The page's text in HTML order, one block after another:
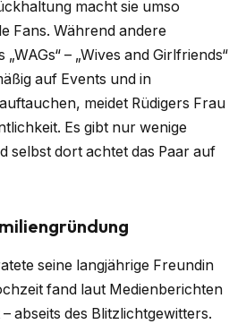
macht sie umso
Fans. Während andere
– „Wives and Girlfriends“
auf Events und in
meidet Rüdigers Frau
Es gibt nur wenige
selbst dort achtet das Paar auf
seine langjährige Freundin
fand laut Medienberichten
abseits des Blitzlichtgewitters.